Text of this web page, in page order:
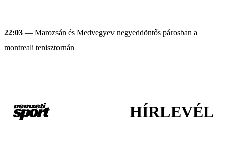
22:03 — Marozsán és Medvegyev negyeddöntős párosban a
montreali tenisztornán
HÍRLEVÉL